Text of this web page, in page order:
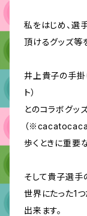
私をはじめ、選
頂けるグッズ等
井上貴子の手掛
ト）
とのコラボグッ
（※cacatocacat
歩くときに重要
そして貴子選手
世界にたった1
出来ます。